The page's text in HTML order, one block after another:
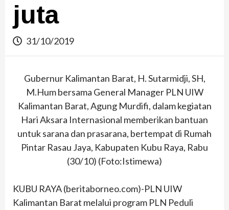
juta
31/10/2019
Gubernur Kalimantan Barat, H. Sutarmidji, SH,
M.Hum bersama General Manager PLN UIW
Kalimantan Barat, Agung Murdifi, dalam kegiatan
Hari Aksara Internasional memberikan bantuan
untuk sarana dan prasarana, bertempat di Rumah
Pintar Rasau Jaya, Kabupaten Kubu Raya, Rabu
(30/10) (Foto:Istimewa)
KUBU RAYA (beritaborneo.com)-PLN UIW
Kalimantan Barat melalui program PLN Peduli